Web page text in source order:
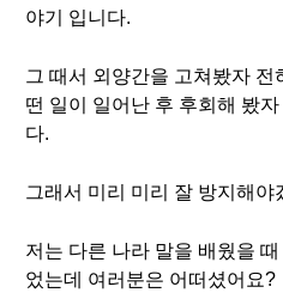
야기 입니다.
그 때서 외양간을 고쳐봤자 전
떤 일이 일어난 후 후회해 봤
다.
그래서 미리 미리 잘 방지해야
저는 다른 나라 말을 배웠을
었는데 여러분은 어떠셨어요?